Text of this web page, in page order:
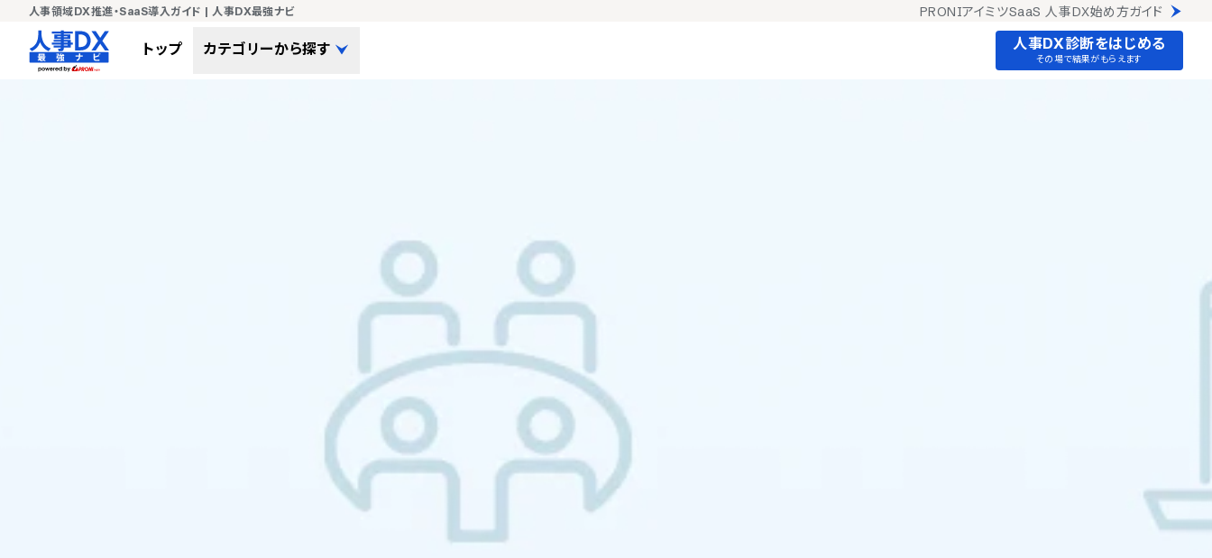
人事領域DX推進・SaaS導入ガイド | 人事DX最強ナビ PRONIアイミツSaaS 人事DX始め方ガイド
トップ カテゴリーから探す 人事DX診断をはじめる
その場で結果がもらえます